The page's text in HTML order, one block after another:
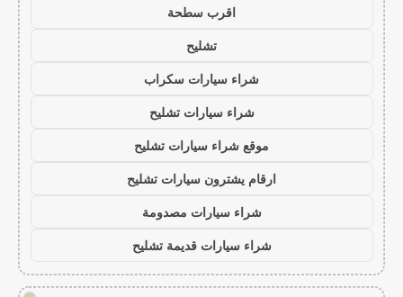
اقرب سطحة
تشليح
شراء سيارات سكراب
شراء سيارات تشليح
موقع شراء سيارات تشليح
ارقام يشترون سيارات تشليح
شراء سيارات مصدومة
شراء سيارات قديمة تشليح